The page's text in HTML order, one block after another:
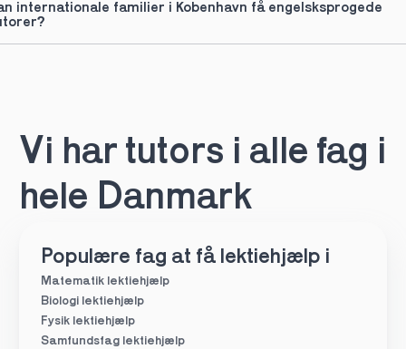
internationale familier i Kobenhavn få engelsksprogede
Vi har tutors i alle fag i
hele Danmark
Populære fag at få lektiehjælp i
Matematik lektiehjælp
Biologi lektiehjælp
Fysik lektiehjælp
Samfundsfag lektiehjælp